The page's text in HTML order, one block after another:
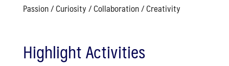
Passion / Curiosity / Collaboration / Creativity
Highlight Activities